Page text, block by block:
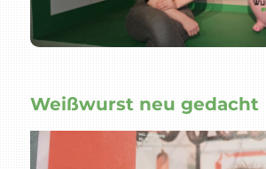
Weißwurst neu gedacht